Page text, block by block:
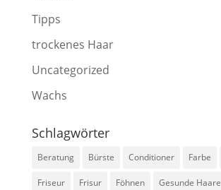
Tipps
trockenes Haar
Uncategorized
Wachs
Schlagwörter
Beratung Bürste Conditioner Farbe
Friseur Frisur Föhnen Gesunde Haare